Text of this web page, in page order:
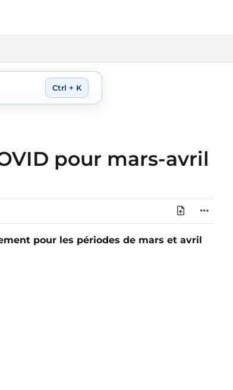
pour mars-avril
pour les périodes de mars et avril
Ctrl + K